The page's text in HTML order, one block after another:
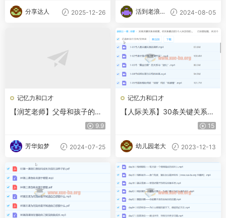
分享达人 2025-12-26
活到老浪到
2024-08-05
记忆力和口才
【润芝老师】父母和孩子的情
9.9
芳华如梦 2024-07-25
记忆力和口才
【人际关系】30条关键关系训
练营，你关系最近的5个人决15
幼儿园老大 2023-12-13